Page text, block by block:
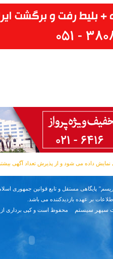
پایگاهی مستقل و تابع قوانین جمهوری
بر عهده بازدیدکننده می باشد.
سپهر سیستم محفوظ است و کپی برداری